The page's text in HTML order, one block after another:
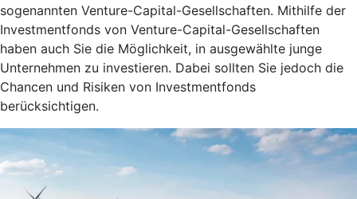
sogenannten Venture-Capital-Gesellschaften. Mithilfe der
Investmentfonds von Venture-Capital-Gesellschaften
haben auch Sie die Möglichkeit, in ausgewählte junge
Unternehmen zu investieren. Dabei sollten Sie jedoch die
Chancen und Risiken von Investmentfonds
berücksichtigen.